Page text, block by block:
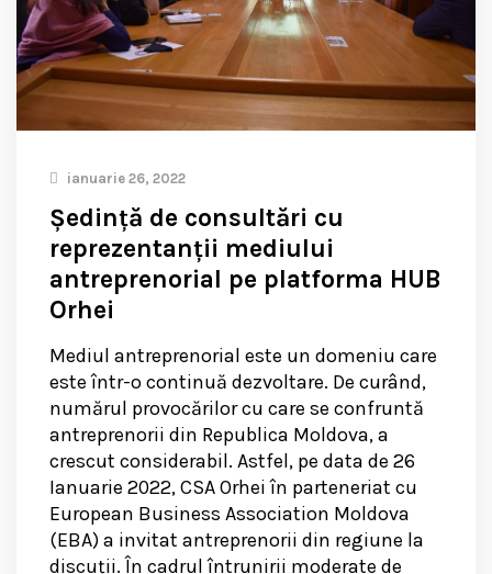
ianuarie 26, 2022
Ședință de consultări cu
reprezentanții mediului
antreprenorial pe platforma HUB
Orhei
Mediul antreprenorial este un domeniu care
este într-o continuă dezvoltare. De curând,
numărul provocărilor cu care se confruntă
antreprenorii din Republica Moldova, a
crescut considerabil. Astfel, pe data de 26
Ianuarie 2022, CSA Orhei în parteneriat cu
European Business Association Moldova
(EBA) a invitat antreprenorii din regiune la
discuții. În cadrul întrunirii moderate de